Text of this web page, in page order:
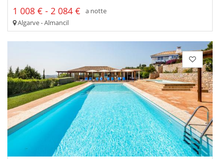
1 008 € - 2 084 €
a notte
Algarve - Almancil